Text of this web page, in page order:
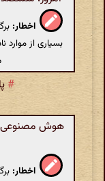
اخطار:
بسیاری از موارد
#
هوش مصنوعی:
اخطار: